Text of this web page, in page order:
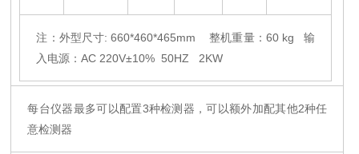
注：外型尺寸: 660*460*465mm 整机重量：60 kg 输
入电源：AC 220V±10% 50HZ 2KW
每台仪器最多可以配置3种检测器，可以额外加配其他2种任
意检测器